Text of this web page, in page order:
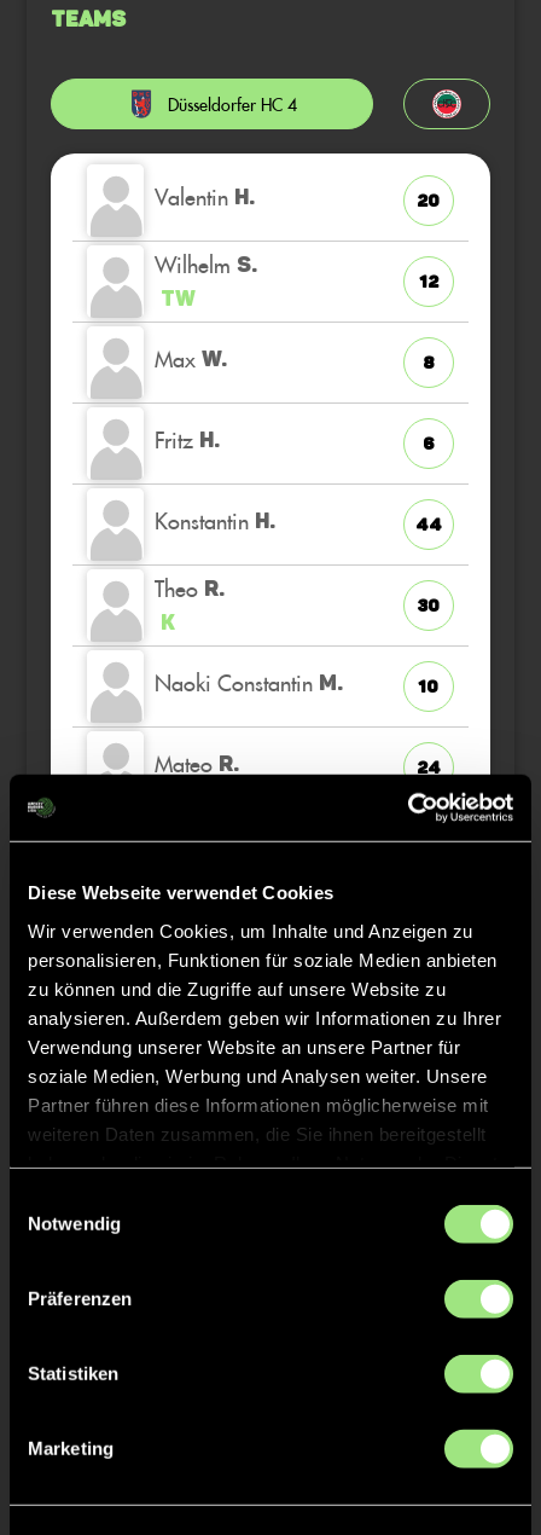
Diese Webseite verwendet Cookies
Wir verwenden Cookies, um Inhalte und Anzeigen zu
personalisieren, Funktionen für soziale Medien anbieten
zu können und die Zugriffe auf unsere Website zu
analysieren. Außerdem geben wir Informationen zu Ihrer
Verwendung unserer Website an unsere Partner für
soziale Medien, Werbung und Analysen weiter. Unsere
Partner führen diese Informationen möglicherweise mit
weiteren Daten zusammen, die Sie ihnen bereitgestellt
Notwendig
Präferenzen
Statistiken
Marketing
Teams
Düsseldorfer HC 4
Valentin H. 20
Wilhelm S.
TW
12
Max W. 8
Fritz H. 6
Konstantin H. 44
Theo R.
K
30
Naoki Constantin M. 10
Mateo R. 24
Felix H. 9
Kilian V. 13
Maximilian 16
Paul B.
Staff
TW = Torwart & ETW = Ersatztorwart, K = Kapitän